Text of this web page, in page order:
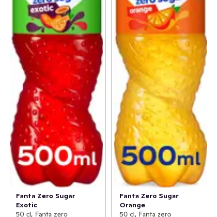
Fanta Zero Sugar
Exotic
50 cl, Fanta zero
Fanta Zero Sugar
Orange
50 cl, Fanta zero